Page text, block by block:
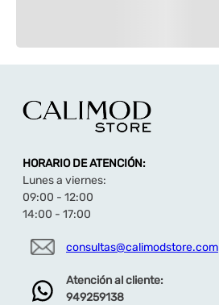
HORARIO DE ATENCIÓN:
Lunes a viernes:
09:00 - 12:00
14:00 - 17:00
consultas@calimodstore.com
Atención al cliente:
949259138